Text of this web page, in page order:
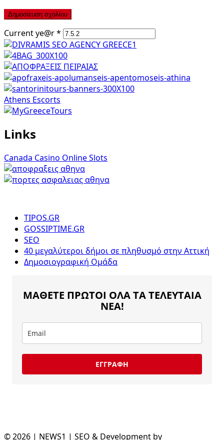
Current ye@r*
Athens Escorts
Links
Canada Casino Online Slots
TIPOS.GR
GOSSIPTIME.GR
SEO
40 μεγαλύτεροι δήμοι σε πληθυσμό στην Αττική
Δημοσιογραφική Ομάδα
ΜΑΘΕΤΕ ΠΡΩΤΟΙ ΟΛΑ ΤΑ ΤΕΛΕΥΤΑΙΑ
ΝΕΑ!
ΕΓΓΡΑΦΗ
© 2026 | NEWS1 | SEO & Development by